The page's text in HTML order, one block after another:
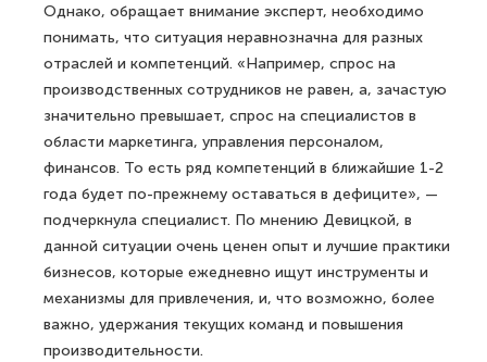
Однако, обращает внимание эксперт, необходимо
понимать, что ситуация неравнозначна для разных
отраслей и компетенций. «Например, спрос на
производственных сотрудников не равен, а, зачастую
значительно превышает, спрос на специалистов в
области маркетинга, управления персоналом,
финансов. То есть ряд компетенций в ближайшие 1-2
года будет по-прежнему оставаться в дефиците», —
подчеркнула специалист. По мнению Девицкой, в
данной ситуации очень ценен опыт и лучшие практики
бизнесов, которые ежедневно ищут инструменты и
механизмы для привлечения, и, что возможно, более
важно, удержания текущих команд и повышения
производительности.